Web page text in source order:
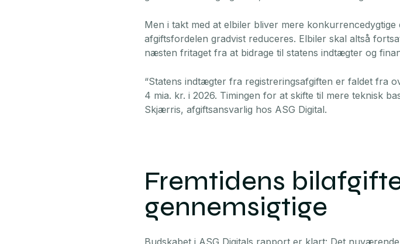
Men i takt med at elbiler bliver mere
afgiftsfordelen gradvist reduceres. Elbiler skal altså
næsten fritaget fra at bidrage til statens indtægter og
“Statens indtægter fra registreringsafgiften er faldet fra
4 mia. kr. i 2026. Timingen for at skifte til mere teknisk
Skjærris, afgiftsansvarlig hos ASG Digital.
Fremtidens
gennemsigtige
Budskabet i ASG Digitals rapport er klart: Det